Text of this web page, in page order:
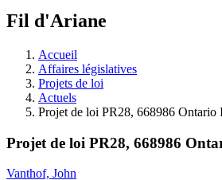
à
législative.
Fil d'Ariane
Accueil
Affaires législatives
Projets de loi
Actuels
Projet de loi PR28, 668986 Ontario
Projet de loi PR28, 668986
Vanthof, John